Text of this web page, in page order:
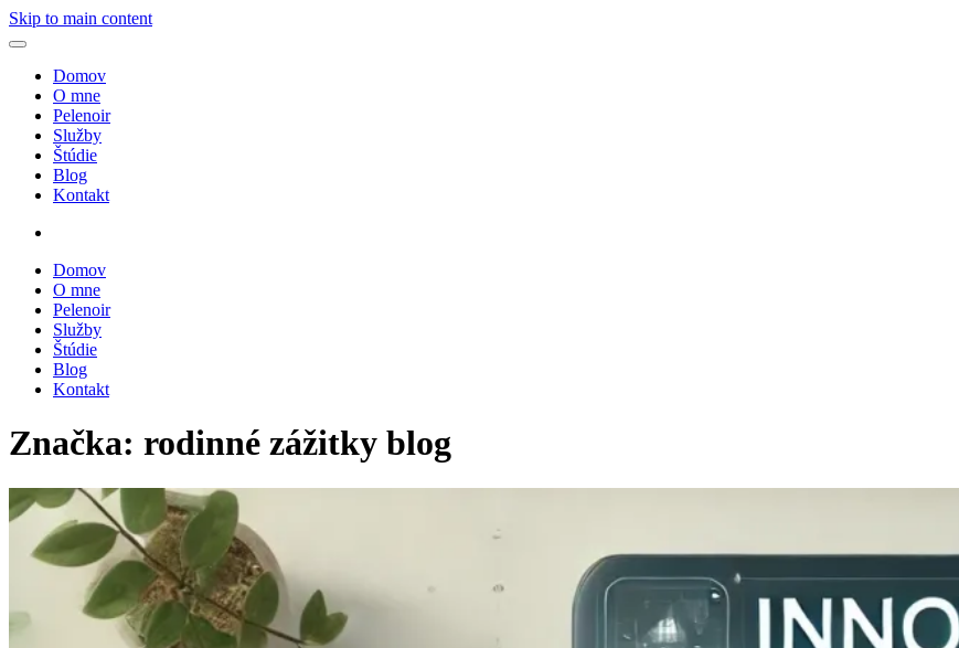
Skip to main content
Domov
O mne
Pelenoir
Služby
Štúdie
Blog
Kontakt
Domov
O mne
Pelenoir
Služby
Štúdie
Blog
Kontakt
Značka: rodinné zážitky blog